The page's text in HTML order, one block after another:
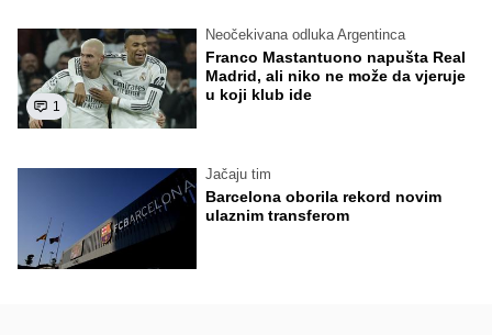
1
Neočekivana odluka Argentinca
Franco Mastantuono napušta Real
Madrid, ali niko ne može da vjeruje
u koji klub ide
Jačaju tim
Barcelona oborila rekord novim
ulaznim transferom